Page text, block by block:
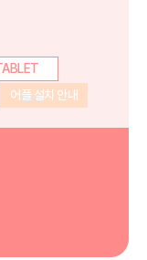
어플 설치 안내